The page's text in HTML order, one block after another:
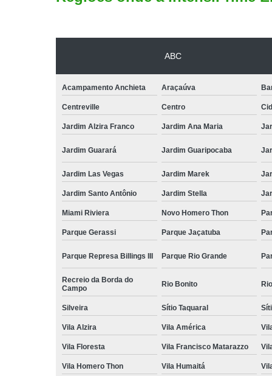
ABC
Acampamento Anchieta Araçaúva
Centreville Centro
Jardim Alzira Franco Jardim Ana Maria
Jardim Guarará Jardim Guaripocaba
Jardim Las Vegas Jardim Marek
Jardim Santo Antônio Jardim Stella
Miami Riviera Novo Homero Thon
Parque Gerassi Parque Jaçatuba
Parque Represa Billings III Parque Rio Grande
Recreio da Borda do
Campo
Rio Bonito
Silveira Sítio Taquaral
Vila Alzira Vila América
Vila Floresta Vila Francisco Matarazzo
Vila Homero Thon Vila Humaitá